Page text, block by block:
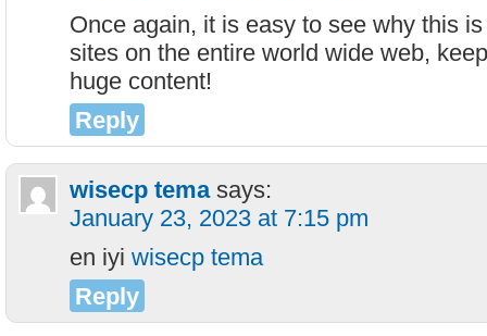
Once again, it is easy to see why this
sites on the entire world wide web,
huge content!
Reply
wisecp tema says:
January 23, 2023 at 7:15 pm
en iyi wisecp tema
Reply